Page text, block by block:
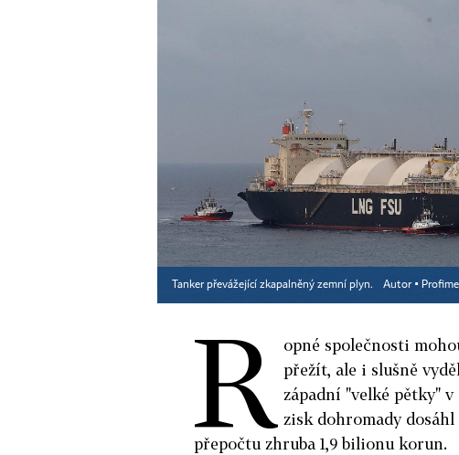
Tanker převážející zkapalněný zemní plyn. Autor ▪
R opné společnosti
přežít, ale i slušně
západní "velké pětky"
zisk dohromady
přepočtu zhruba 1,9 bilionu korun.